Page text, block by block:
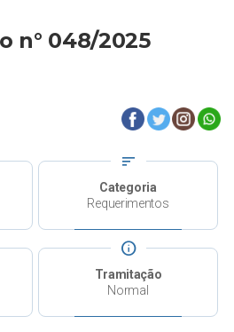
n° 048/2025
sort
Categoria
Requerimentos
info
Tramitação
Normal